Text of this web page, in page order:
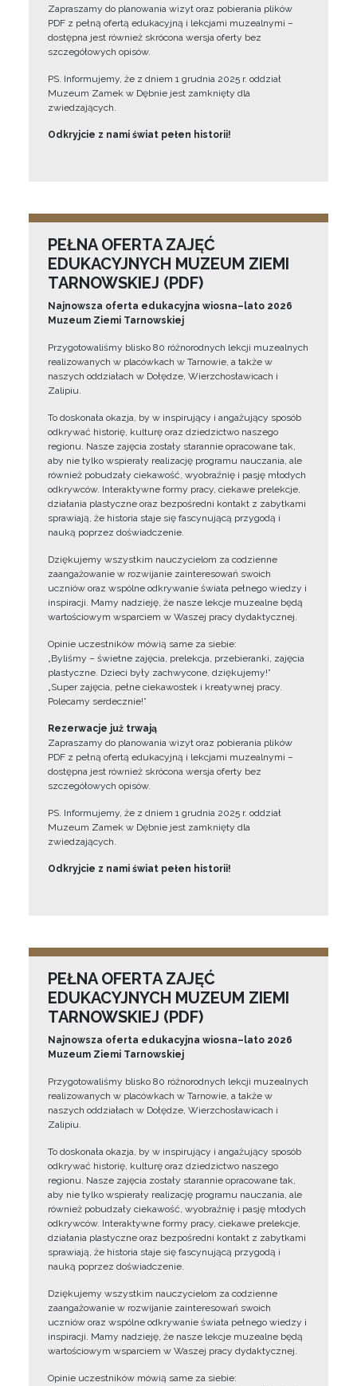
Zapraszamy do planowania wizyt oraz pobierania plików
PDF z pełną ofertą edukacyjną i lekcjami muzealnymi –
dostępna jest również skrócona wersja oferty bez
szczegółowych opisów.
PS. Informujemy, że z dniem 1 grudnia 2025 r. oddział
Muzeum Zamek w Dębnie jest zamknięty dla
zwiedzających.
Odkryjcie z nami świat pełen historii!
PEŁNA OFERTA ZAJĘĆ
EDUKACYJNYCH MUZEUM ZIEMI
TARNOWSKIEJ (PDF)
Najnowsza oferta edukacyjna wiosna–lato 2026
Muzeum Ziemi Tarnowskiej
Przygotowaliśmy blisko 80 różnorodnych lekcji muzealnych
realizowanych w placówkach w Tarnowie, a także w
naszych oddziałach w Dołędze, Wierzchosławicach i
Zalipiu.
To doskonała okazja, by w inspirujący i angażujący sposób
odkrywać historię, kulturę oraz dziedzictwo naszego
regionu. Nasze zajęcia zostały starannie opracowane tak,
aby nie tylko wspierały realizację programu nauczania, ale
również pobudzały ciekawość, wyobraźnię i pasję młodych
odkrywców. Interaktywne formy pracy, ciekawe prelekcje,
działania plastyczne oraz bezpośredni kontakt z zabytkami
sprawiają, że historia staje się fascynującą przygodą i
nauką poprzez doświadczenie.
Dziękujemy wszystkim nauczycielom za codzienne
zaangażowanie w rozwijanie zainteresowań swoich
uczniów oraz wspólne odkrywanie świata pełnego wiedzy i
inspiracji. Mamy nadzieję, że nasze lekcje muzealne będą
wartościowym wsparciem w Waszej pracy dydaktycznej.
Opinie uczestników mówią same za siebie:
„Byliśmy – świetne zajęcia, prelekcja, przebieranki, zajęcia
plastyczne. Dzieci były zachwycone, dziękujemy!”
„Super zajęcia, pełne ciekawostek i kreatywnej pracy.
Polecamy serdecznie!”
Rezerwacje już trwają
Zapraszamy do planowania wizyt oraz pobierania plików
PDF z pełną ofertą edukacyjną i lekcjami muzealnymi –
dostępna jest również skrócona wersja oferty bez
szczegółowych opisów.
PS. Informujemy, że z dniem 1 grudnia 2025 r. oddział
Muzeum Zamek w Dębnie jest zamknięty dla
zwiedzających.
Odkryjcie z nami świat pełen historii!
PEŁNA OFERTA ZAJĘĆ
EDUKACYJNYCH MUZEUM ZIEMI
TARNOWSKIEJ (PDF)
Najnowsza oferta edukacyjna wiosna–lato 2026
Muzeum Ziemi Tarnowskiej
Przygotowaliśmy blisko 80 różnorodnych lekcji muzealnych
realizowanych w placówkach w Tarnowie, a także w
naszych oddziałach w Dołędze, Wierzchosławicach i
Zalipiu.
To doskonała okazja, by w inspirujący i angażujący sposób
odkrywać historię, kulturę oraz dziedzictwo naszego
regionu. Nasze zajęcia zostały starannie opracowane tak,
aby nie tylko wspierały realizację programu nauczania, ale
również pobudzały ciekawość, wyobraźnię i pasję młodych
odkrywców. Interaktywne formy pracy, ciekawe prelekcje,
działania plastyczne oraz bezpośredni kontakt z zabytkami
sprawiają, że historia staje się fascynującą przygodą i
nauką poprzez doświadczenie.
Dziękujemy wszystkim nauczycielom za codzienne
zaangażowanie w rozwijanie zainteresowań swoich
uczniów oraz wspólne odkrywanie świata pełnego wiedzy i
inspiracji. Mamy nadzieję, że nasze lekcje muzealne będą
wartościowym wsparciem w Waszej pracy dydaktycznej.
Opinie uczestników mówią same za siebie: